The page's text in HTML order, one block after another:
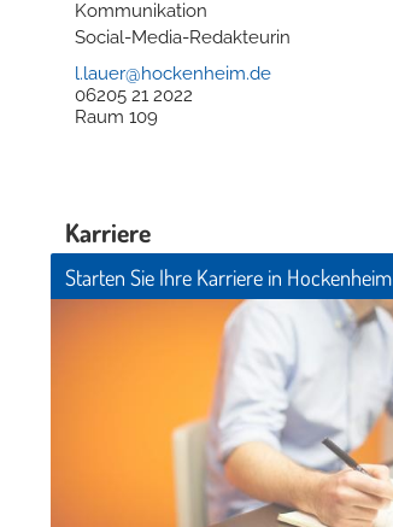
Kommunikation
Social-Media-Redakteurin
l.lauer@hockenheim.de
06205 21 2022
Raum 109
Karriere
Starten Sie Ihre Karriere in Hockenheim